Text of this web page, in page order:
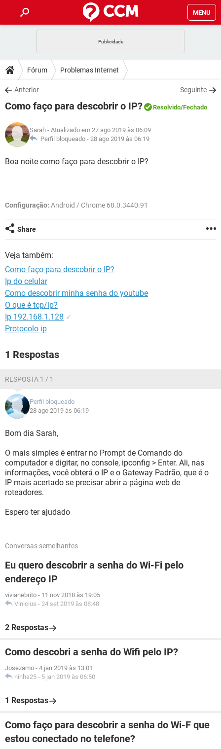
MENU
CELULAR FACEBOOK
OUTLOOK
INSTAGRAM GMAIL
GUIA DE COMPRAS
DICAS
JOGOS WHATSAPP
INSTAGRAM GMAIL
GUIA DE COMPRAS
DOWNLOADS
JOGOS WHATSAPP
CELULAR
OUTLOOK EXCEL
INSTAGRAM GMAIL
JOGOS WHATSAPP
CELULAR
OUTLOOK EXCEL
GLOSSÁRIO
WHATSAPP
INSTAGRAM GMAIL
GUIA DE COMPRAS
Fórum Problemas Internet
Anterior Seguinte
Como faço para descobrir o IP? Resolvido/Fechado
Sarah - Atualizado em 27 ago 2019 às 06:09
Perfil bloqueado - 28 ago 2019 às 06:19
Boa noite como faço para descobrir o IP?
Configuração: Android / Chrome 68.0.3440.91
Share
Veja também:
Como faço para descobrir o IP?
Ip do celular
Como descobrir minha senha do youtube
O que é tcp/ip?
Ip 192.168.1.128 ✓
Protocolo ip
1 Respostas
RESPOSTA 1 / 1
Perfil bloqueado
28 ago 2019 às 06:19
Bom dia Sarah,
O mais simples é entrar no Prompt de Comando do
computador e digitar, no console, ipconfig > Enter. Ali, nas
informações, você obterá o IP e o Gateway Padrão, que é o
IP mais acertado se precisar abrir a página web de
roteadores.
Espero ter ajudado
Conversas semelhantes
Eu quero descobrir a senha do Wi-Fi pelo
endereço IP
vivianebrito - 11 nov 2018 às 19:05
Vinicius - 24 set 2019 às 08:48
2 Respostas
Como descobri a senha do Wifi pelo IP?
Josezamo - 4 jan 2019 às 13:01
ninha25 - 5 jan 2019 às 06:50
1 Respostas
Como faço para descobrir a senha do Wi-F que
estou conectado no telefone?